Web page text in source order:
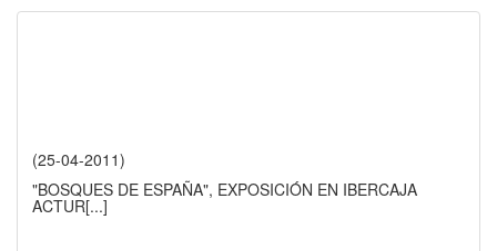
(25-04-2011)
"BOSQUES DE ESPAÑA", EXPOSICIÓN EN IBERCAJA
ACTUR[...]